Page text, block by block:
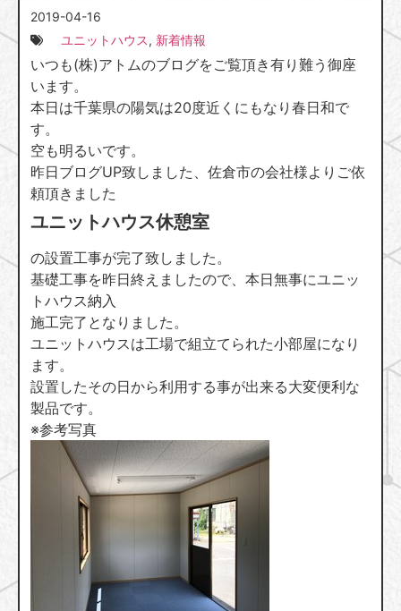
2019-04-16
ユニットハウス, 新着情報
いつも(株)アトムのブログをご覧頂き有り難う御座
います。
本日は千葉県の陽気は20度近くにもなり春日和で
す。
空も明るいです。
昨日ブログUP致しました、佐倉市の会社様よりご依
頼頂きました
ユニットハウス休憩室
の設置工事が完了致しました。
基礎工事を昨日終えましたので、本日無事にユニッ
トハウス納入
施工完了となりました。
ユニットハウスは工場で組立てられた小部屋になり
ます。
設置したその日から利用する事が出来る大変便利な
製品です。
※参考写真